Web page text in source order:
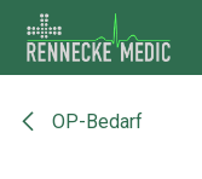
Zum Inhalt springen
OP-Bedarf